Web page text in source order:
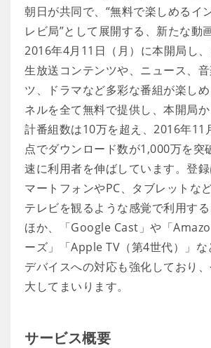
朝日が共同で、“無料で楽しめるイ
レビ局”として展開する、新たな動
2016年4月11日（月）に本開局し
生放送コンテンツや、ニュース、
ツ、ドラマなど多彩な番組が楽し
ネルを全て無料で提供し、本開局
計番組数は10万を超え、2016年11
点でダウンロード数が1,000万を突
速に利用者を伸ばしています。登
マートフォンやPC、タブレットな
テレビを観るような感覚で利用す
ほか、「Google Cast」や「
ーズ」「Apple TV（第4世代）」
デバイスへの対応も強化しており
大してまいります。
サービス概要